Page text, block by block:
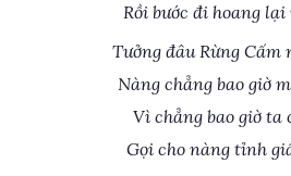
Rồi bước đi hoang
Tưởng đâu Rừng Cấm
Nàng chẳng bao giờ
Vì chẳng bao giờ ta
Gọi cho nàng tỉnh